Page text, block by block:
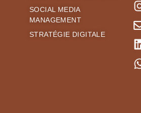
SOCIAL MEDIA
MANAGEMENT
STRATÉGIE DIGITALE